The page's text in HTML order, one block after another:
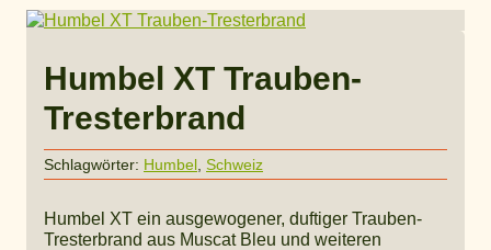
Humbel XT Trauben-
Tresterbrand
Schlagwörter: Humbel Schweiz
Humbel XT ein ausgewogener, duftiger Trauben-
Tresterbrand aus Muscat Bleu und weiteren